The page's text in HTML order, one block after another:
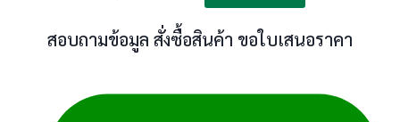
สอบถามข้อมูล สั่งซื้อสินค้า ขอใบเสนอราคา